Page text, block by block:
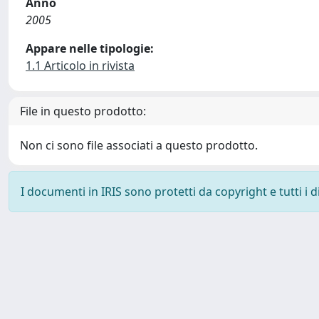
2005
Appare nelle tipologie:
1.1 Articolo in rivista
File in questo prodotto:
Non ci sono file associati a questo prodotto.
I documenti in IRIS sono protetti da copyright e tutti i